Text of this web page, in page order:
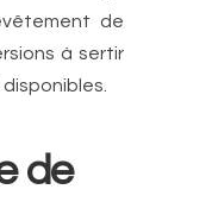
de
à sertir
de